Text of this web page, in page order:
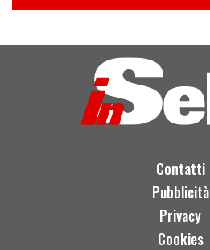
Contatti
Pubblicità
Privacy
Cookies